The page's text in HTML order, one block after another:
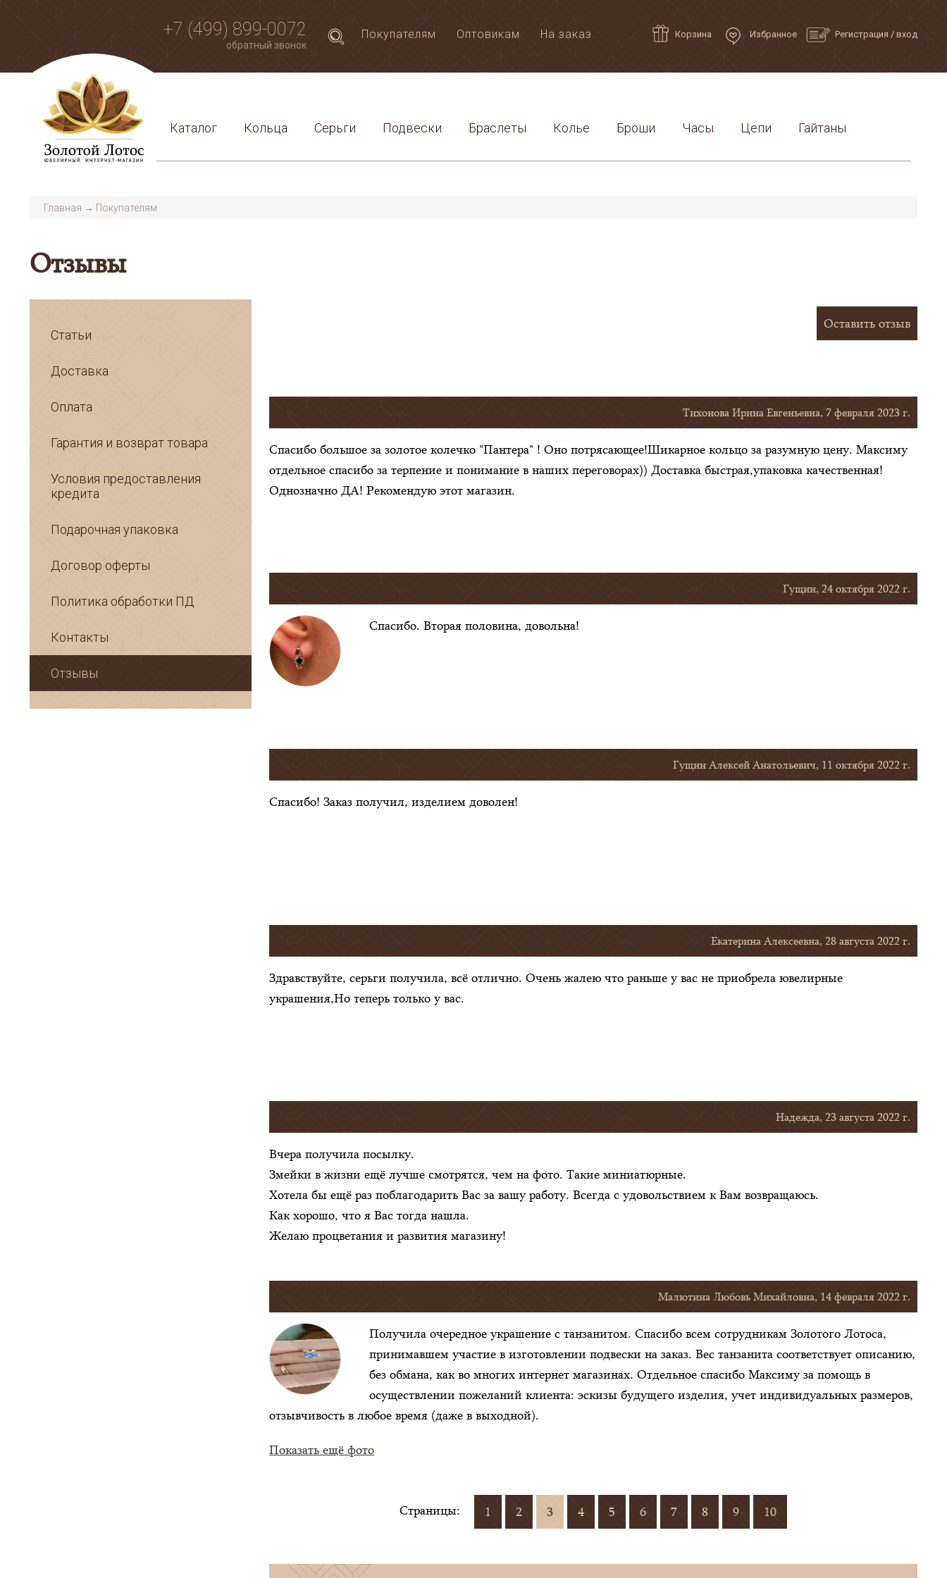
+7 (499) 899-0072
обратный звонок
Покупателям Оптовикам На заказ Корзина Избранное Регистрация / вход
Каталог Кольца Серьги Подвески Браслеты Колье Броши Часы Цепи Гайтаны
Главная → Покупателям
Отзывы
Статьи
Доставка
Оплата
Гарантия и возврат товара
Условия предоставления
кредита
Подарочная упаковка
Договор оферты
Политика обработки ПД
Контакты
Отзывы
Оставить отзыв
Тихонова Ирина Евгеньевна, 7 февраля 2023 г.
Спасибо большое за золотое колечко "Пантера" ! Оно потрясающее!Шикарное кольцо за разумную цену. Максиму
отдельное спасибо за терпение и понимание в наших переговорах)) Доставка быстрая,упаковка качественная!
Однозначно ДА! Рекомендую этот магазин.
Гущин, 24 октября 2022 г.
Спасибо. Вторая половина, довольна!
Гущин Алексей Анатольевич, 11 октября 2022 г.
Спасибо! Заказ получил, изделием доволен!
Екатерина Алексеевна, 28 августа 2022 г.
Здравствуйте, серьги получила, всё отлично. Очень жалею что раньше у вас не приобрела ювелирные
украшения,Но теперь только у вас.
Надежда, 23 августа 2022 г.
Вчера получила посылку.
Змейки в жизни ещё лучше смотрятся, чем на фото. Такие миниатюрные.
Хотела бы ещё раз поблагодарить Вас за вашу работу. Всегда с удовольствием к Вам возвращаюсь.
Как хорошо, что я Вас тогда нашла.
Желаю процветания и развития магазину!
Малютина Любовь Михайловна, 14 февраля 2022 г.
Получила очередное украшение с танзанитом. Спасибо всем сотрудникам Золотого Лотоса,
принимавшем участие в изготовлении подвески на заказ. Вес танзанита соответствует описанию,
без обмана, как во многих интернет магазинах. Отдельное спасибо Максиму за помощь в
осуществлении пожеланий клиента: эскизы будущего изделия, учет индивидуальных размеров,
отзывчивость в любое время (даже в выходной).
Показать ещё фото
Страницы: 1 2 3 4 5 6 7 8 9 10